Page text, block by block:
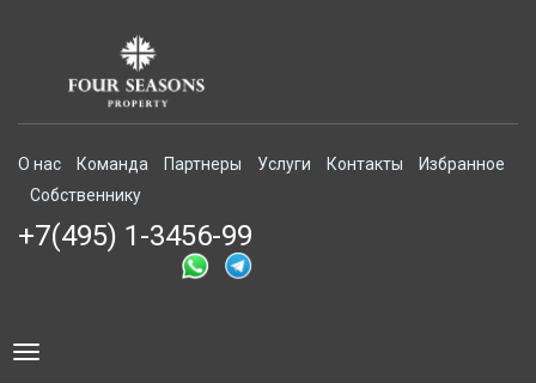
О нас Команда Партнеры Услуги Контакты
Избранное
Собственнику
+7(495) 1-3456-99
Toggle